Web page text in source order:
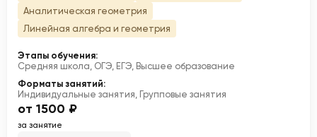
Аналитическая геометрия
Линейная алгебра и геометрия
Этапы обучения:
Средняя школа, ОГЭ, ЕГЭ, Высшее образование
Форматы занятий:
Индивидуальные занятия, Групповые занятия
от 1500 ₽
за занятие